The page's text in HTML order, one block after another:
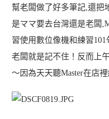
幫老闆做了好多筆記,還把
是ママ要去台灣還是老闆
習使用數位像機和練習
老闆就是記不住！反而上
～因為天天聽Master在店